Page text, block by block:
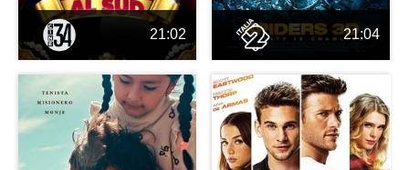
21:02 21:04